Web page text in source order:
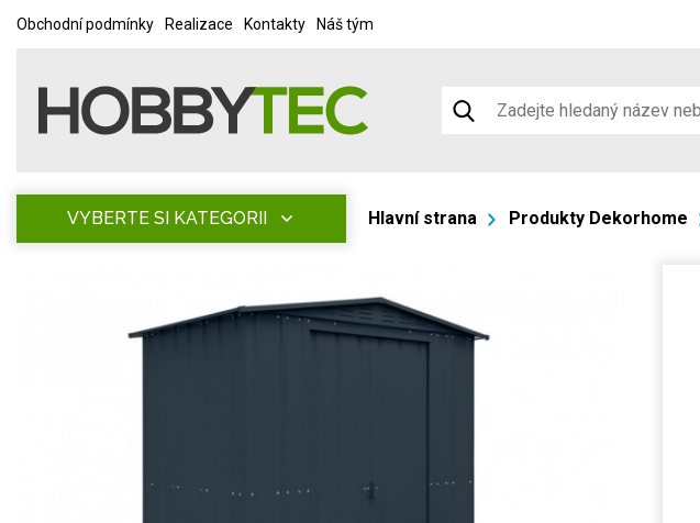
Obchodní podmínky Realizace Kontakty Náš tým
VYBERTE SI KATEGORII Hlavní strana Produkty Dekorhome